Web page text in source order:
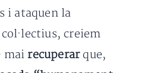
i ataquen la
creiem
mai recuperar que,